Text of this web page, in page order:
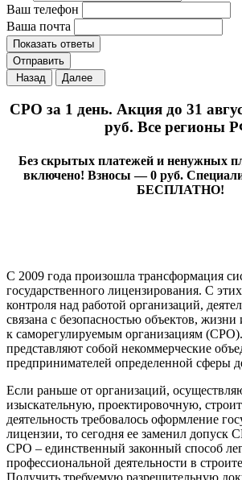
Ваш телефон
Ваша почта
Показать ответы
Отправить
Назад
СРО за 1 день. Акция до 31
руб. Все регионы
Без скрытых платежей и ненужных
включено! Взносы — 0 руб.
БЕСПЛАТНО!
С 2009 года произошла трансформация
государственного лицензирования. С
контроля над работой организаций,
связана с безопасностью объектов,
к саморегулируемым организациям
представляют собой некоммерческие
предпринимателей определенной сферы
Если раньше от организаций,
изыскательную, проектировочную,
деятельность требовалось оформление
лицензии, то сегодня ее заменил допуск
СРО – единственный законный способ
профессиональной деятельности в
Получить требуемую разрешительную